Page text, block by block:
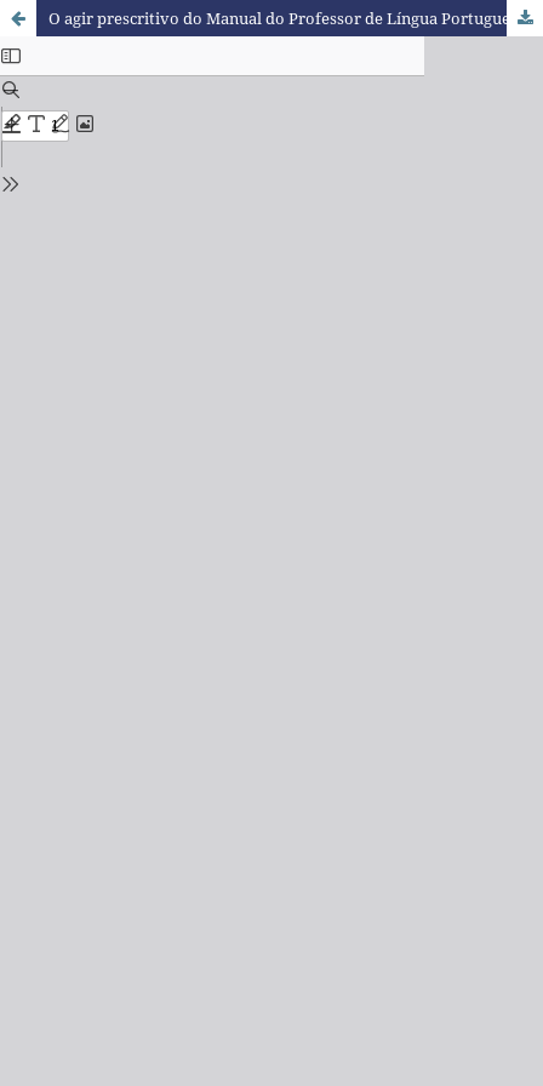
O agir prescritivo do Manual do Professor de Língua Portuguesa em torno do ensino de gêneros orais argumentativos